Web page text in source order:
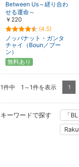
Between Us～縒り合わ
せる運命～
￥220
(4.5)
ノッパナット・ガンタ
チャイ（Boun／ブー
ン）
無料あり
1件中 1～1件を表示 1
キーワードで探す 「